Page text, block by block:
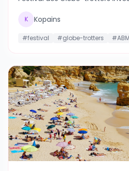
vous propose de vous y
K Kopains
#festival #globe-trotters #ABM